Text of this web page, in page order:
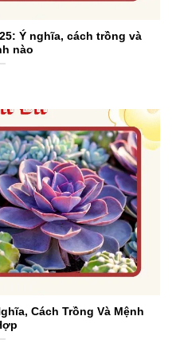
Ý nghĩa, cách trồng và
nào
Cách Trồng Và Mệnh